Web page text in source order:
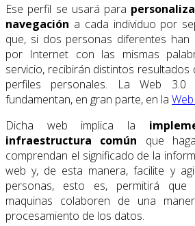
Ese perfil se usará para
navegación a cada individuo por
que, si dos personas diferentes han
por Internet con las mismas
servicio, recibirán distintos
perfiles personales. La Web
fundamentan, en gran parte, en la
Dicha web implica la
infraestructura común que
comprendan el significado de la
web y, de esta manera, facilite y
personas, esto es, permitirá
maquinas colaboren de una
procesamiento de los datos.